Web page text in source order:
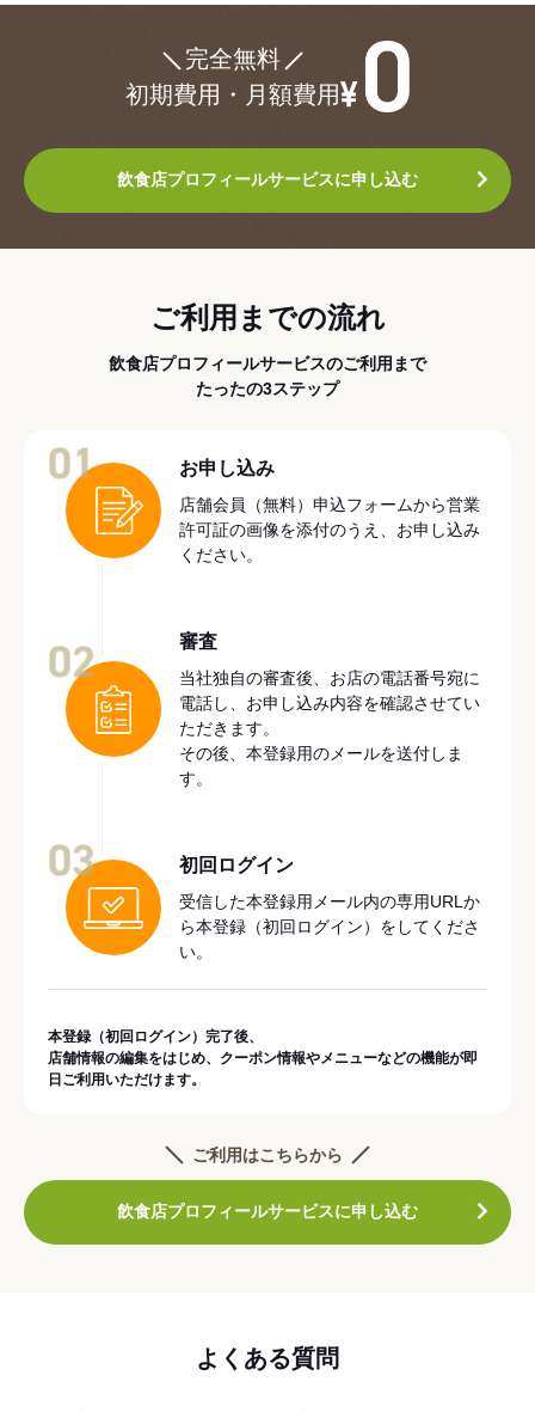
完全無料
初期費用・月額費用
飲食店プロフィールサービスに申し込む
ご利用までの流れ
飲食店プロフィールサービスのご利用まで
たったの3ステップ
お申し込み
店舗会員（無料）申込フォームから営業
許可証の画像を添付のうえ、お申し込み
ください。
審査
当社独自の審査後、お店の電話番号宛に
電話し、お申し込み内容を確認させてい
ただきます。
その後、本登録用のメールを送付しま
す。
初回ログイン
受信した本登録用メール内の専用URLか
ら本登録（初回ログイン）をしてくださ
い。
本登録（初回ログイン）完了後、
店舗情報の編集をはじめ、クーポン情報やメニューなどの機能が即
日ご利用いただけます。
ご利用はこちらから
飲食店プロフィールサービスに申し込む
よくある質問